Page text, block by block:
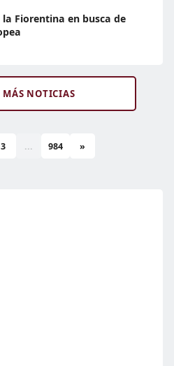
Fiorentina en busca de
MÁS NOTICIAS
3 ... 984 »